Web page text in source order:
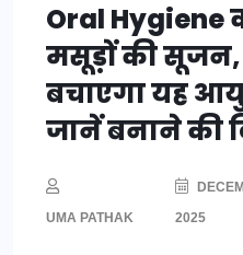
Oral Hygiene
मसूड़ों की
बचाएगा यह
जानें बनाने की
UMA PATHAK
2025